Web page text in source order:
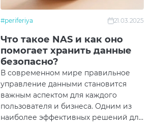
#periferiya 21.03.2025
Что такое NAS и как оно
помогает хранить данные
безопасно?
В современном мире правильное
управление данными становится
важным аспектом для каждого
пользователя и бизнеса. Одним из
наиболее эффективных решений для